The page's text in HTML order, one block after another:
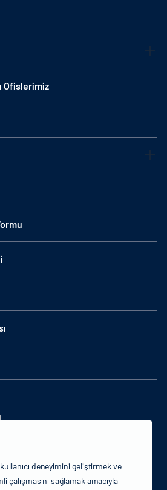
Ofislerimiz
deneyimini geliştirmek ve
sağlamak amacıyla